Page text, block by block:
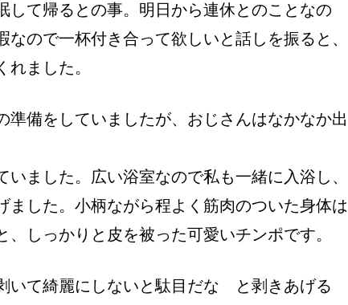
て帰るとの事。明日から連休とのことなの
ので一杯付き合って欲しいと話しを振ると、
ました。
備をしていましたが、おじさんはなかなか出
ました。広い浴室なので私も一緒に入浴し、
ました。小柄ながら程よく筋肉のついた身体は
しっかりと皮を被った可愛いチンポです。
いて綺麗にしないと駄目だな と剥きあげる